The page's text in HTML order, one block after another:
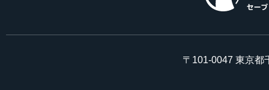
〒101-0047 東京都